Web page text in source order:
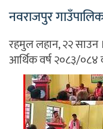
नवराजपुर
रहमुल लहान, २२ साउन
आर्थिक वर्ष २०८३/०८४